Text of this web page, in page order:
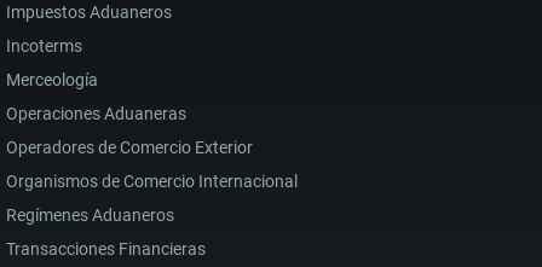
Impuestos Aduaneros
Incoterms
Merceología
Operaciones Aduaneras
Operadores de Comercio Exterior
Organismos de Comercio Internacional
Regímenes Aduaneros
Transacciones Financieras